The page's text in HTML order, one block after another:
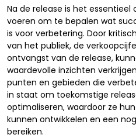
Na de release is het
voeren om te bepalen wat
is voor verbetering. Door
van het publiek, de
ontvangst van de release,
waardevolle inzichten
punten en gebieden die
in staat om toekomstige
optimaliseren, waardoor ze
kunnen ontwikkelen en een
bereiken.